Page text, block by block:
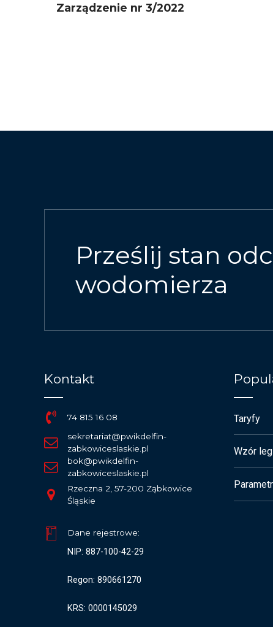
Zarządzenie nr 3/2022
Prześlij stan
wodomierza
Kontakt
74 815 16 08
sekretariat@pwikdelfin-
zabkowiceslaskie.pl
bok@pwikdelfin-
zabkowiceslaskie.pl
Rzeczna 2, 57-200 Ząbkowice
Śląskie
Dane rejestrowe:
NIP: 887-100-42-29
Regon: 890661270
KRS: 0000145029
Taryfy
Wzór